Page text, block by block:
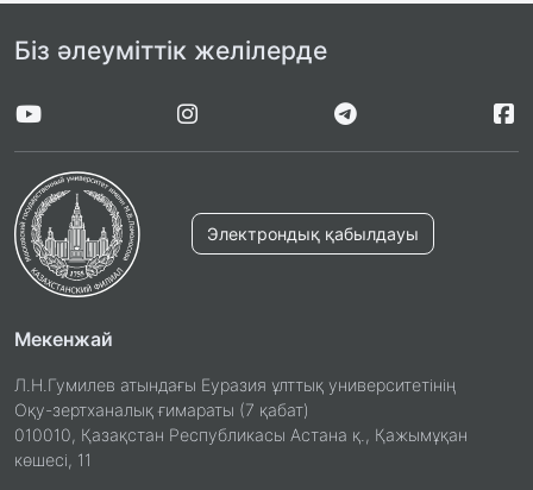
Біз әлеуміттік желілерде
Электрондық қабылдауы
Мекенжай
Л.Н.Гумилев атындағы Еуразия ұлттық университетінің
Оқу-зертханалық ғимараты (7 қабат)
010010, Қазақстан Республикасы Астана қ., Қажымұқан
көшесі, 11